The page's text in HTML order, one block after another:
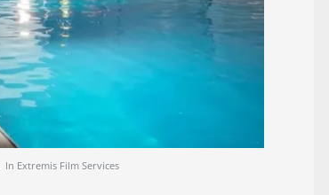
In Extremis Film Services